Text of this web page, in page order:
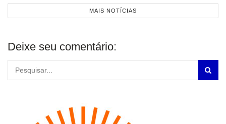
MAIS NOTÍCIAS
Deixe seu comentário: